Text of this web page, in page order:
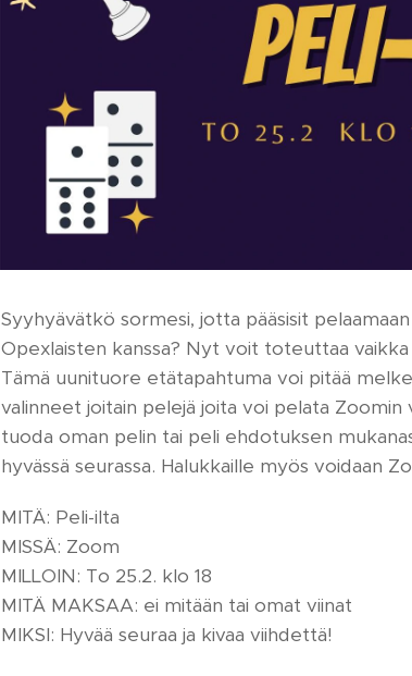
Syyhyävätkö sormesi, jotta pääsisit
Opexlaisten kanssa? Nyt voit toteuttaa
Tämä uunituore etätapahtuma voi pitää
valinneet joitain pelejä joita voi pelata
tuoda oman pelin tai peli ehdotuksen
hyvässä seurassa. Halukkaille myös voidaan
MITÄ: Peli-ilta
MISSÄ: Zoom
MILLOIN: To 25.2. klo 18
MITÄ MAKSAA: ei mitään tai omat viinat
MIKSI: Hyvää seuraa ja kivaa viihdettä!